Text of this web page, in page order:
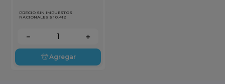
PRECIO SIN IMPUESTOS
NACIONALES $ 10.412
＋
－
Agregar